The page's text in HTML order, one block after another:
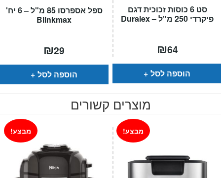
ספל אספרסו 85 מ"ל – 6 יח'
Blinkmax
₪29
הוספה לסל
סט 6 כוסות זכוכית דגם
פיקרדי 250 מ"ל – Duralex
₪64
הוספה לסל
מוצרים קשורים
מבצע! מבצע!